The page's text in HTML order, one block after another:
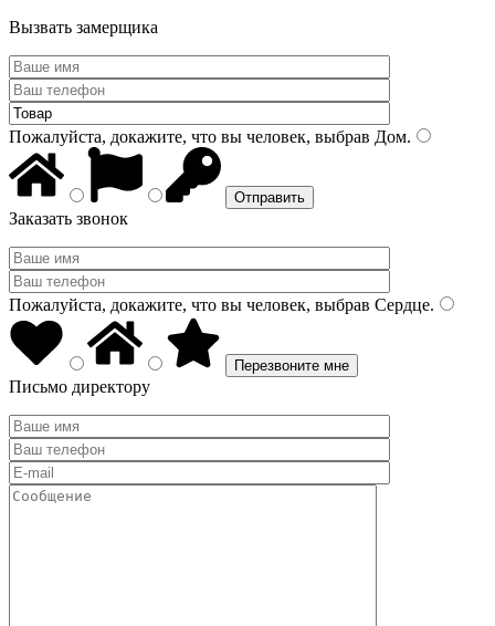
Вызвать замерщика
Пожалуйста, докажите, что вы человек, выбрав Дом.
Заказать звонок
Пожалуйста, докажите, что вы человек, выбрав Сердце.
Письмо директору